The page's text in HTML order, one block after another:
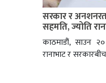
सरकार र
सहमति, ज्योति
काठमाडौं, साउन
रानाभाट र